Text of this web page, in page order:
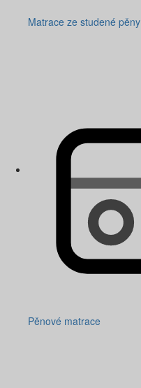
Matrace ze studené pěny
Pěnové matrace